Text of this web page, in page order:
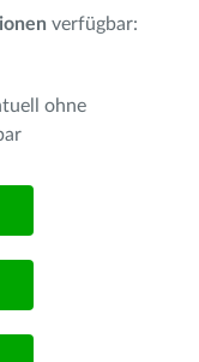
verfügbar:
ohne